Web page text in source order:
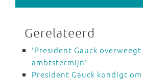
Gerelateerd
'President Gauck
ambtstermijn'
President Gauck kondigt